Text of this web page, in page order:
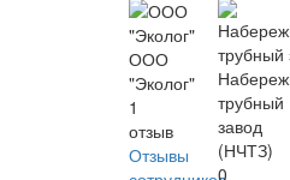
ООО
"Эколог"
1
отзыв
Отзывы
трубный
завод
(НЧТЗ)
0